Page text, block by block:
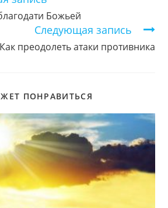
Божьей
Следующая запись
Как преодолеть атаки противника
ПОНРАВИТЬСЯ